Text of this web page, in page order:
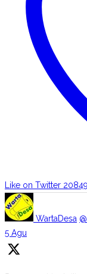
Like on Twitter
WartaDesa
5 Agu